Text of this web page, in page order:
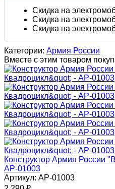
Скидка на
Скидка на
Скидка на
Категории: Армия России
Вместе с этим товаром
Конструктор Армия России
АР-01003
Артикул: АР-01003